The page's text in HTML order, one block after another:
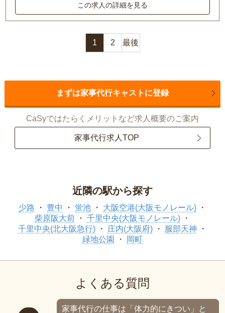
この求人の詳細を見る
1 2 最後
まずは家事代行キャストに登録
CaSyではたらくメリットなど求人概要のご案内
家事代行求人TOP
近隣の駅から探す
少路 豊中 蛍池
大阪空港(大阪モノレール)
柴原阪大前
千里中央(大阪モノレール)
千里中央(北大阪急行)
庄内(大阪府)
服部天神
緑地公園
岡町
よくある質問
家事代行の仕事は「体力的にきつい」と